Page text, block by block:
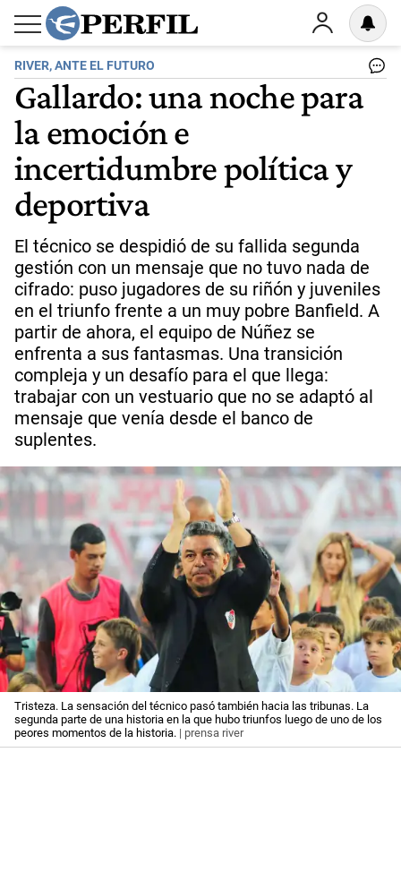
RIVER, ANTE EL FUTURO
Gallardo: una noche para
la emoción e
incertidumbre política y
deportiva
El técnico se despidió de su fallida segunda
gestión con un mensaje que no tuvo nada de
cifrado: puso jugadores de su riñón y juveniles
en el triunfo frente a un muy pobre Banfield. A
partir de ahora, el equipo de Núñez se
enfrenta a sus fantasmas. Una transición
compleja y un desafío para el que llega:
trabajar con un vestuario que no se adaptó al
mensaje que venía desde el banco de
suplentes.
Tristeza. La sensación del técnico pasó también hacia las tribunas. La
segunda parte de una historia en la que hubo triunfos luego de uno de los
peores momentos de la historia. | prensa river